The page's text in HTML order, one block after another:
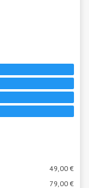
49,00 €
79,00 €